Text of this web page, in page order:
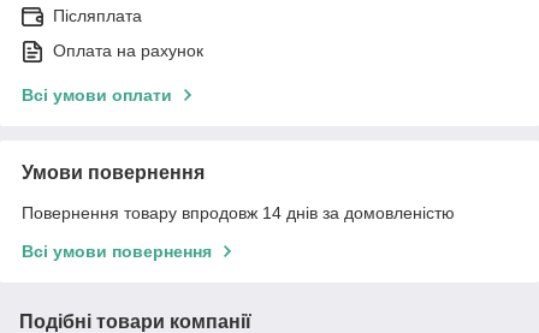
Післяплата
Оплата на рахунок
Всі умови оплати
Умови повернення
Повернення товару впродовж 14 днів за домовленістю
Всі умови повернення
Подібні товари компанії